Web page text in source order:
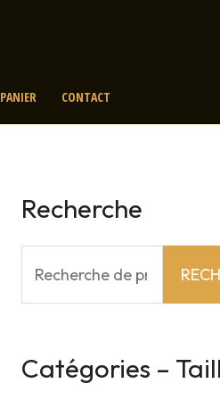
PANIER CONTACT
Recherche
h
Catégories –